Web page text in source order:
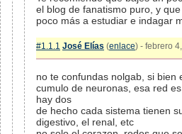
el blog de fanatismo puro, y
poco más a estudiar e indagar
#1.1.1 José Elías (enlace) - febrero
no te confundas nolgab, si bien
cumulo de neuronas, esa red
hay dos
de hecho cada sistema tienen
digestivo, el renal, etc